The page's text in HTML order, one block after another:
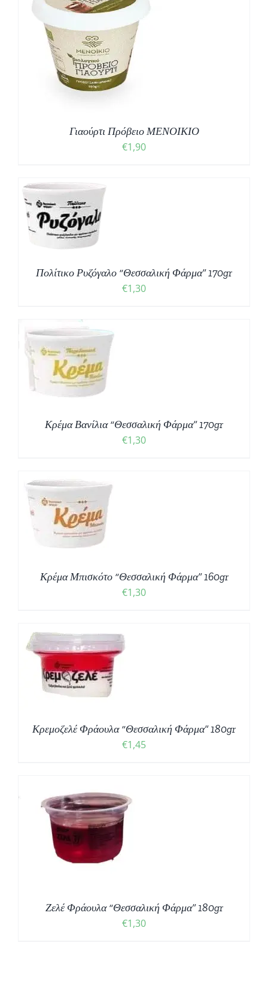
Γιαούρτι Πρόβειο ΜΕΝΟΙΚΙΟ
€1,90
Πολίτικο Ρυζόγαλο “Θεσσαλική Φάρμα” 170gr
€1,30
Κρέμα Βανίλια “Θεσσαλική Φάρμα” 170gr
€1,30
Κρέμα Μπισκότο “Θεσσαλική Φάρμα” 160gr
€1,30
Κρεμοζελέ Φράουλα “Θεσσαλική Φάρμα” 180gr
€1,45
Ζελέ Φράουλα “Θεσσαλική Φάρμα” 180gr
€1,30